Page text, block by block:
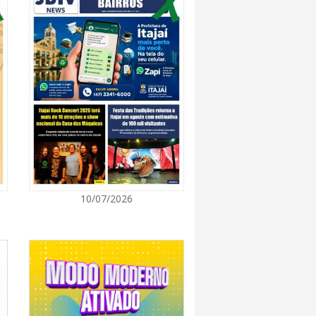
se forma sobre o oceano, mas Santa
provocados pela frente fria e pelo
retoma oficinas culturais com diversas
a comunidade
de arte transforma o Paço Municipal
de cultura
10/07/2026